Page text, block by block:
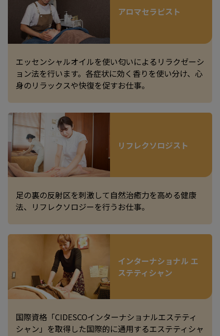
アロマセラピスト
エッセンシャルオイルを使い匂いによるリラクゼーシ
ョン法を行います。各症状に効く香りを使い分け、心
身のリラックスや快復を促すお仕事。
リフレクソロジスト
足の裏の反射区を刺激して自然治癒力を高める健康
法、リフレクソロジーを行うお仕事。
インターナショナル エ
ステティシャン
国際資格「CIDESCOインターナショナルエステティ
シャン」を取得した国際的に通用するエステティシャ